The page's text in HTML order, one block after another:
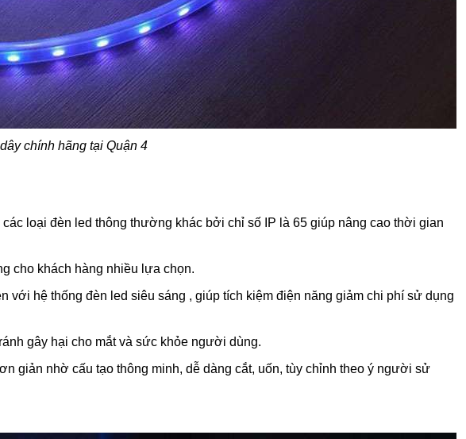
chính hãng tại Quận 4
loại đèn led thông thường khác bởi chỉ số IP là 65 giúp nâng cao thời gian
cho khách hàng nhiều lựa chọn.
hệ thống đèn led siêu sáng , giúp tích kiệm điện năng giảm chi phí sử dụng
gây hại cho mắt và sức khỏe người dùng.
giản nhờ cấu tạo thông minh, dễ dàng cắt, uốn, tùy chỉnh theo ý người sử